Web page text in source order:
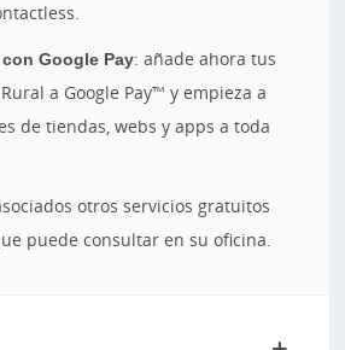
Google Pay: añade ahora tus
a Google Pay™ y empieza a
de tiendas, webs y apps a toda
otros servicios gratuitos
puede consultar en su oficina.